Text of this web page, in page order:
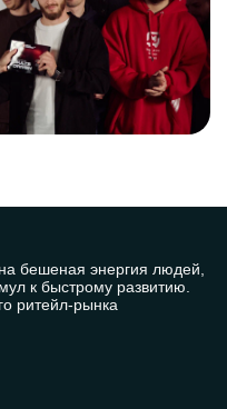
бешеная энергия людей,
к быстрому развитию.
ритейл-рынка